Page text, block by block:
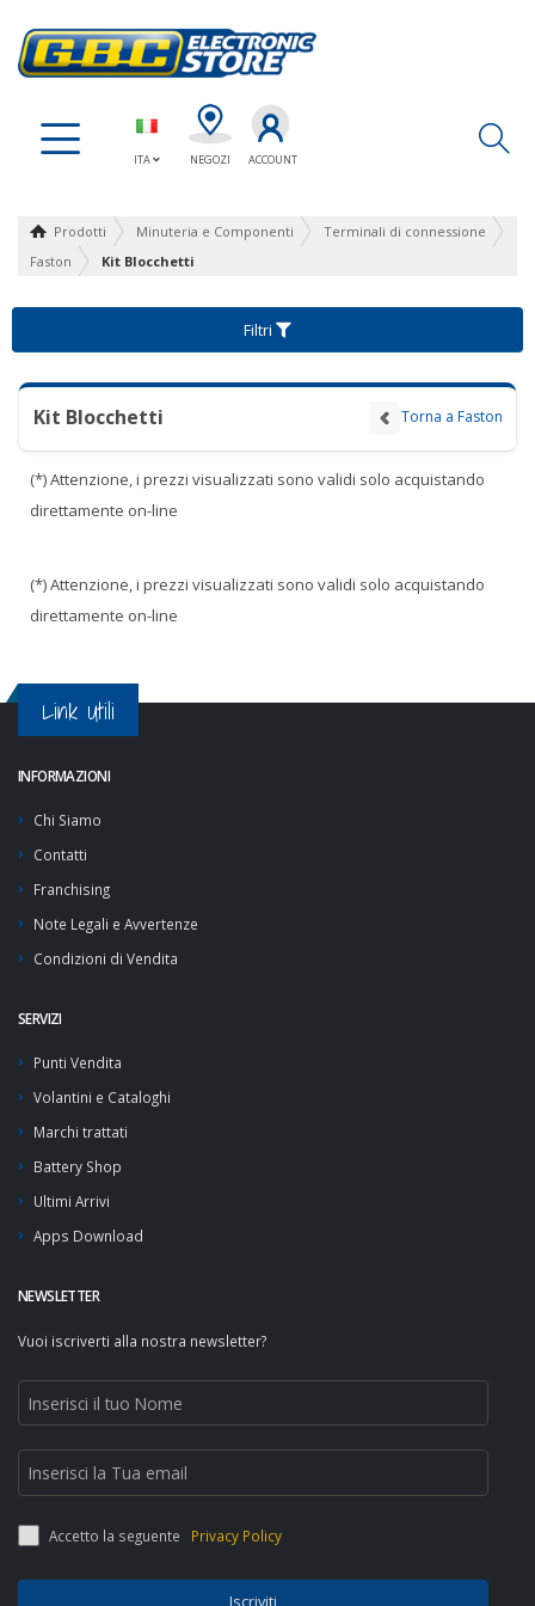
ITA NEGOZI ACCOUNT
Prodotti Minuteria e Componenti
Terminali di connessione
Faston
Kit Blocchetti
Filtri
Kit Blocchetti Torna a Faston
(*) Attenzione, i prezzi visualizzati sono validi solo acquistando
direttamente on-line
(*) Attenzione, i prezzi visualizzati sono validi solo acquistando
direttamente on-line
Link Utili
INFORMAZIONI
Chi Siamo
Contatti
Franchising
Note Legali e Avvertenze
Condizioni di Vendita
SERVIZI
Punti Vendita
Volantini e Cataloghi
Marchi trattati
Battery Shop
Ultimi Arrivi
Apps Download
NEWSLETTER
Vuoi iscriverti alla nostra newsletter?
Accetto la seguente Privacy Policy
Iscriviti